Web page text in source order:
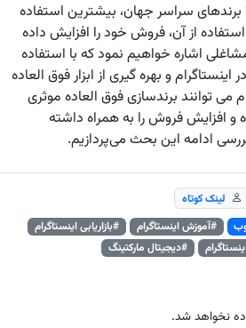
حاضر بیش از ۸۰% برندهای سراسر جهان، بیشترین استفاده
استفاده از آن، فروش خود را افزایش داده
اشاره خواهیم نمود که با استفاده
و بهره گیری از ابزار فوق العاده
می توانند برندسازی فوق العاده موثری
و افزایش فروش را به همراه داشته
ادامه این بحث می‌پردازیم.
لینک کوتاه
#آموزش اینستاگرام
#بازاریابی اینستاگرام
#دیجیتال مارکتینگ
نخواهد شد.